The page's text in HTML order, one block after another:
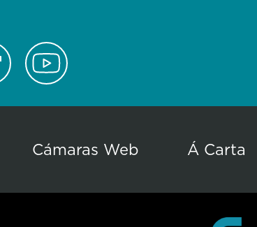
Cámaras Web Á Carta